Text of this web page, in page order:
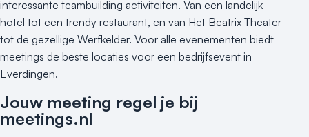
interessante teambuilding activiteiten. Van een landelijk
hotel tot een trendy restaurant, en van Het Beatrix Theater
tot de gezellige Werfkelder. Voor alle evenementen biedt
meetings de beste locaties voor een bedrijfsevent in
Everdingen.
Jouw meeting regel je bij
meetings.nl